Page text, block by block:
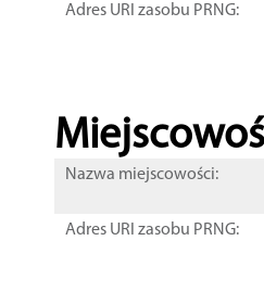
Adres URI zasobu PRNG:
Nazwa miejscowości:
Adres URI zasobu PRNG: